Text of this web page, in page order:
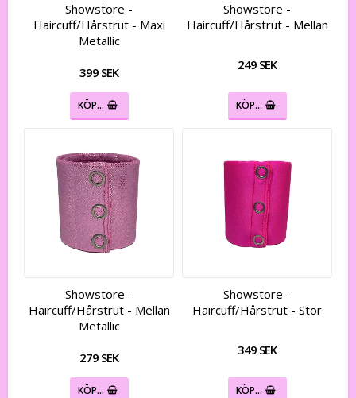
Showstore -
Haircuff/Hårstrut - Maxi
Metallic
399 SEK
KÖP…
Showstore -
Haircuff/Hårstrut - Mellan
249 SEK
KÖP…
Showstore -
Haircuff/Hårstrut - Mellan
Metallic
279 SEK
KÖP…
Showstore -
Haircuff/Hårstrut - Stor
349 SEK
KÖP…